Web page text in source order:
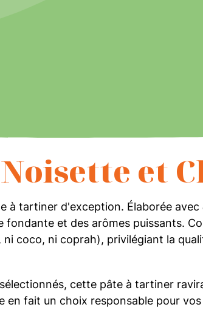
et
à tartiner d'exception. Élaborée avec
et des arômes puissants.
ni coco, ni coprah), privilégiant la
cette pâte à tartiner
en fait un choix responsable pour